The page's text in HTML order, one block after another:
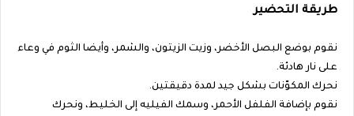
طريقة التحضير
نقوم بوضع البصل الأخضر، وزيت الزيتون، والشمر، وأيضا الثوم في وعاء
على نار هادئة.
نحرك المكوّنات بشكل جيد لمدة دقيقتين.
نقوم بإضافة الفلفل الأحمر، وسمك الفيليه إلى الخليط، ونحرك